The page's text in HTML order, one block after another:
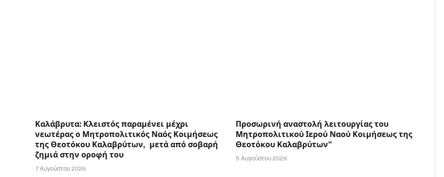
Καλάβρυτα: Κλειστός παραμένει μέχρι
νεωτέρας ο Μητροπολιτικός Ναός Κοιμήσεως
της Θεοτόκου Καλαβρύτων, μετά από σοβαρή
ζημιά στην οροφή του
7 Αυγούστου 2026
Προσωρινή αναστολή λειτουργίας του
Μητροπολιτικού Ιερού Ναού Κοιμήσεως της
Θεοτόκου Καλαβρύτων”
5 Αυγούστου 2026